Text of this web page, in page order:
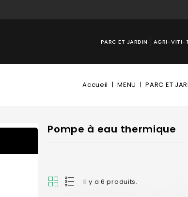
PARC ET JARDIN AGRI-VITI-
Accueil MENU PARC ET
Pompe à eau thermique
Il y a 6 produits.